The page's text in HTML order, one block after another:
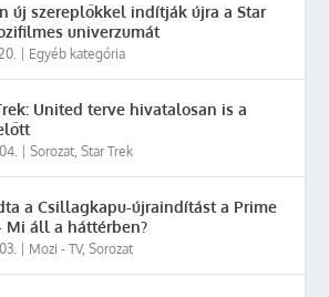
új szereplőkkel indítják újra a Star
univerzumát
Egyéb kategória
United terve hivatalosan is a
|Sorozat,Star Trek
a Csillagkapu-újraindítást a Prime
Mi áll a háttérben?
Mozi - TV,Sorozat